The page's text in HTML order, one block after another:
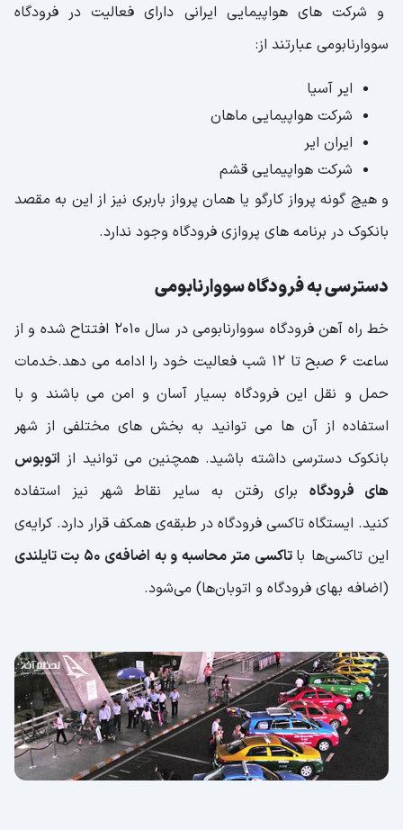
و شرکت های هواپیمایی ایرانی دارای فعالیت در فرودگاه
سووارنابومی عبارتند از:
ایر آسیا
شرکت هواپیمایی ماهان
ایران ایر
شرکت هواپیمایی قشم
و هیچ گونه پرواز کارگو یا همان پرواز باربری نیز از این به مقصد
بانکوک در برنامه های پروازی فرودگاه وجود ندارد.
دسترسی به فرودگاه سووارنابومی
خط راه آهن فرودگاه سووارنابومی در سال 2010 افتتاح شده و از
ساعت 6 صبح تا 12 شب فعالیت خود را ادامه می دهد.خدمات
حمل و نقل این فرودگاه بسیار آسان و امن می باشند و با
استفاده از آن ها می توانید به بخش های مختلفی از شهر
بانکوک دسترسی داشته باشید. همچنین می توانید از اتوبوس
های فرودگاهبرای رفتن به سایر نقاط شهر نیز استفاده
کنید. ایستگاه تاکسی فرودگاه در طبقه‌ی همکف قرار دارد. کرایه‌ی
این تاکسی‌ها با تاکسی متر محاسبه و به اضافه‌ی ۵۰ بت تایلندی
(اضافه بهای فرودگاه و اتوبان‌ها) می‌شود.